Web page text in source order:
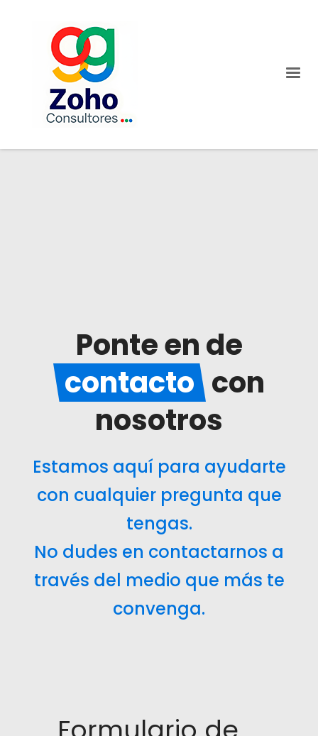
Ponte en de
contacto con
nosotros
Estamos aquí para ayudarte
con cualquier pregunta que
tengas.
No dudes en contactarnos a
través del medio que más te
convenga.